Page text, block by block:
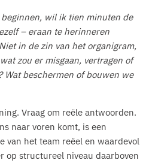
wil ik tien minuten de
– eraan te herinneren
in de zin van het organigram,
zou er misgaan, vertragen of
Wat beschermen of bouwen we
Vraag om reële antwoorden.
naar voren komt, is een
van het team reëel en waardevol
op structureel niveau daarboven